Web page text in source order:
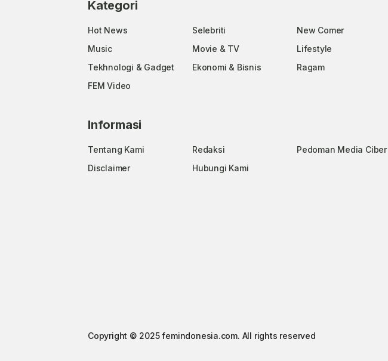
Kategori
Hot News Selebriti
New Comer
Music
Movie & TV
Lifestyle
Tekhnologi & Gadget
Ekonomi & Bisnis
Ragam
FEM Video
Informasi
Tentang Kami Redaksi
Pedoman Media Ciber
Disclaimer
Hubungi Kami
Copyright © 2025 femindonesia.com. All rights reserved